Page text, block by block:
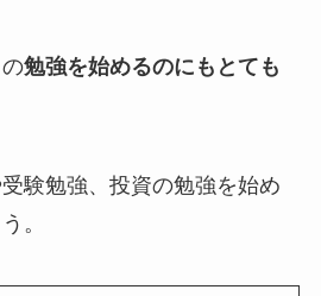
勉強を始めるのにもとても
験勉強、投資の勉強を始め
。